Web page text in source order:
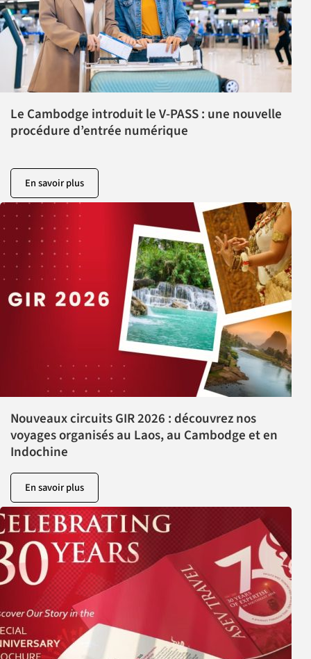
Le Cambodge introduit le V-PASS : une nouvelle
procédure d’entrée numérique
En savoir plus
Nouveaux circuits GIR 2026 : découvrez nos
voyages organisés au Laos, au Cambodge et en
Indochine
En savoir plus